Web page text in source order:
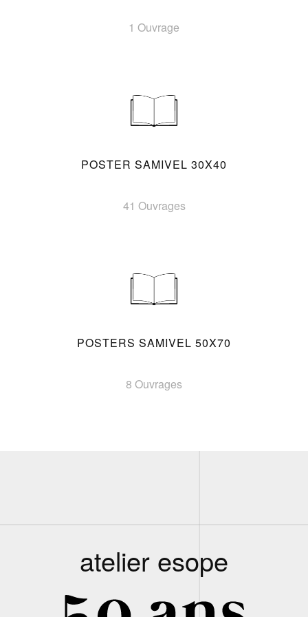
1 Ouvrage
POSTER SAMIVEL 30X40
41 Ouvrages
POSTERS SAMIVEL 50X70
8 Ouvrages
atelier esope